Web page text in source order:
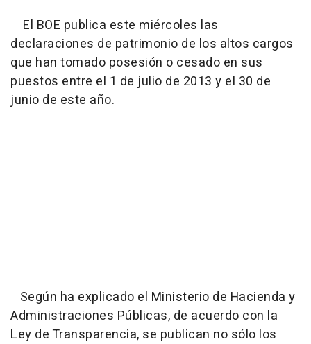
El BOE publica este miércoles las
declaraciones de patrimonio de los altos cargos
que han tomado posesión o cesado en sus
puestos entre el 1 de julio de 2013 y el 30 de
junio de este año.
Según ha explicado el Ministerio de Hacienda y
Administraciones Públicas, de acuerdo con la
Ley de Transparencia, se publican no sólo los